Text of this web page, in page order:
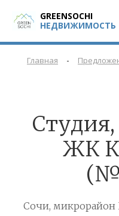
GREENSOCHI
НЕДВИЖИМОСТЬ
Главная -
ЖК
Сочи, микрорайон